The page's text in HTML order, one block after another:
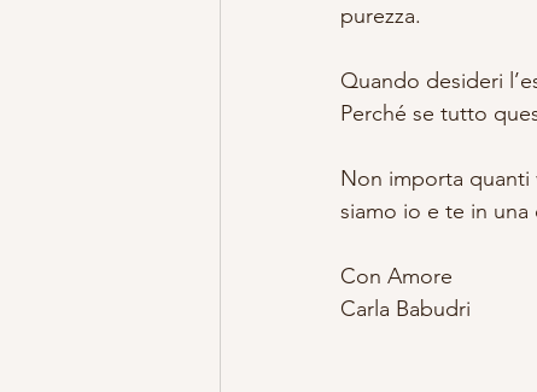
purezza.
Quando desideri
Perché se tutto
Non importa quanti
siamo io e te in
Con Amore
Carla Babudri